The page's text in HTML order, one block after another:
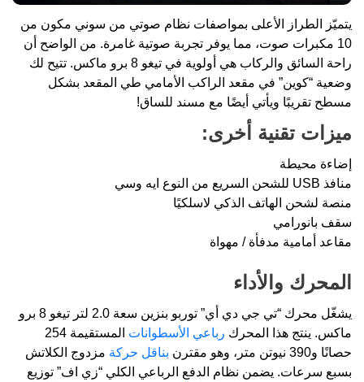
يتميّز الطراز الأعلى بمواصفات نظام صوتي من سوني مكون من
10 مكبرات صوت، مما يوفر تجربة صوتية غامرة. من الواضح أن
راحة السائق والركاب هي أولوية في تيغو 8 برو ماكس. تتيح لك
وضعية “كوين” في مقعد الراكب الأمامي طي المقعد بشكل
مسطح تقريبًا ويأتي أيضًا مع مسند للساق!
ميزات تقنية أخرى:
إضاءة محيطة
منافذ USB للشحن السريع من النوع ايه وسي
منصة لشحن الهاتف الذكي لاسلكيًا
سقف بانورامي
مقاعد أمامية مدفأة / مهواة
المحرك والأداء
يشغّل محرك “تي جي دي أي” توربو بنزين سعة 2.0 لتر تيغو 8 برو
ماكس. ينتج هذا المحرك رباعي الأسطوانات
المستقيمة 254
حصانًا و390 نيوتن متر، وهو مقترن
بناقل حركة مزدوج الكلاتش
بسبع سرعات. يضمن نظام الدفع الرباعي الكلي “زي اف” توزيع